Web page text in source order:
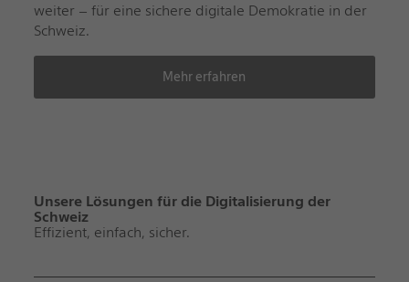
weiter – für eine sichere digitale Demokratie in der
Schweiz.
Mehr erfahren
Unsere Lösungen für die Digitalisierung der
Schweiz
Effizient, einfach, sicher.